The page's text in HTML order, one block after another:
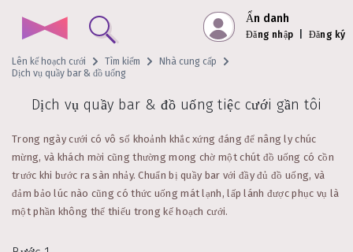
Ẩn danh
Đăng nhập Đăng ký
Lên kế hoạch cưới Tìm kiếm
Nhà cung cấp
Dịch vụ quầy bar & đồ uống
Dịch vụ quầy bar & đồ uống tiệc cưới gần tôi
Trong ngày cưới có vô số khoảnh khắc xứng đáng để nâng ly chúc
mừng, và khách mời cũng thường mong chờ một chút đồ uống có cồn
trước khi bước ra sàn nhảy. Chuẩn bị quầy bar với đầy đủ đồ uống, và
đảm bảo lúc nào cũng có thức uống mát lạnh, lấp lánh được phục vụ là
một phần không thể thiếu trong kế hoạch cưới.